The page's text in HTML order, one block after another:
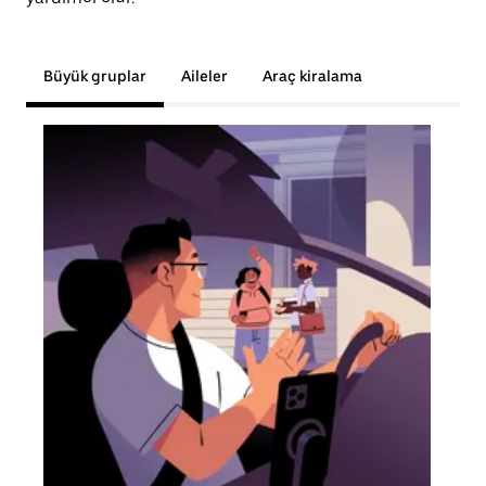
Büyük gruplar Aileler Araç kiralama